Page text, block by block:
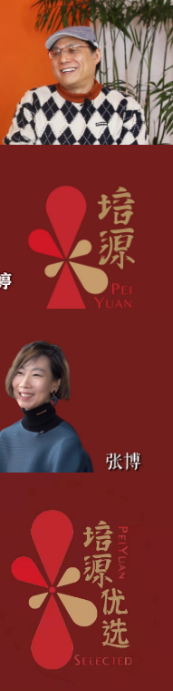
人生
人生变得不一样
很幸福的事